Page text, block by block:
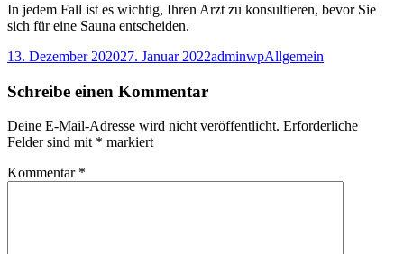
In jedem Fall ist es wichtig, Ihren Arzt zu konsultieren, bevor Sie
sich für eine Sauna entscheiden.
Veröffentlicht
13. Dezember 202027. Januar 2022Autor
adminwpKategorien
Allgemein
Schreibe einen Kommentar
Deine E-Mail-Adresse wird nicht veröffentlicht. Erforderliche
Felder sind mit * markiert
Kommentar *